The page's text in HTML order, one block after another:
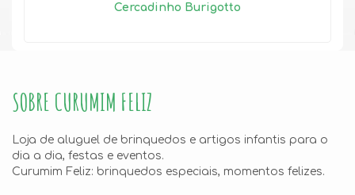
Cercadinho Burigotto
SOBRE CURUMIM FELIZ
Loja de aluguel de brinquedos e artigos infantis para o
dia a dia, festas e eventos.
Curumim Feliz: brinquedos especiais, momentos felizes.